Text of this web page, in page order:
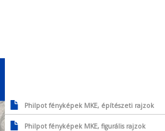
Philpot fényképek MKE, építészeti rajzok
Philpot fényképek MKE, figurális rajzok